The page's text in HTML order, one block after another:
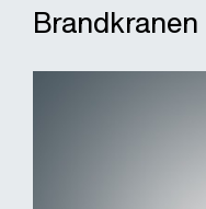
Brandkranen